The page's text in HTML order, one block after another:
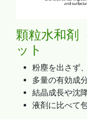
顆粒水和剤
ット
粉塵を出さず
多量の有効成
結晶成長や沈
液剤に比べて